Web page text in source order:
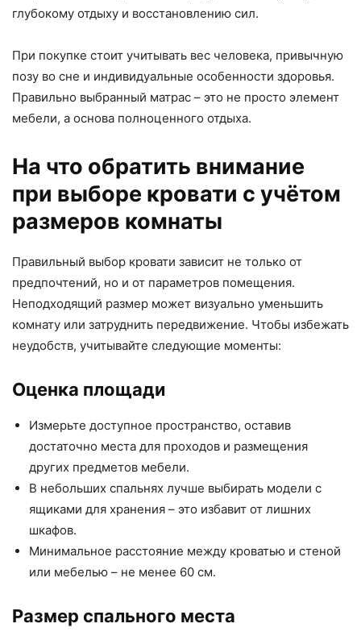
глубокому отдыху и восстановлению сил.
При покупке стоит учитывать вес человека, привычную
позу во сне и индивидуальные особенности здоровья.
Правильно выбранный матрас – это не просто элемент
мебели, а основа полноценного отдыха.
На что обратить внимание
при выборе кровати с учётом
размеров комнаты
Правильный выбор кровати зависит не только от
предпочтений, но и от параметров помещения.
Неподходящий размер может визуально уменьшить
комнату или затруднить передвижение. Чтобы избежать
неудобств, учитывайте следующие моменты:
Оценка площади
Измерьте доступное пространство, оставив
достаточно места для проходов и размещения
других предметов мебели.
В небольших спальнях лучше выбирать модели с
ящиками для хранения – это избавит от лишних
шкафов.
Минимальное расстояние между кроватью и стеной
или мебелью – не менее 60 см.
Размер спального места